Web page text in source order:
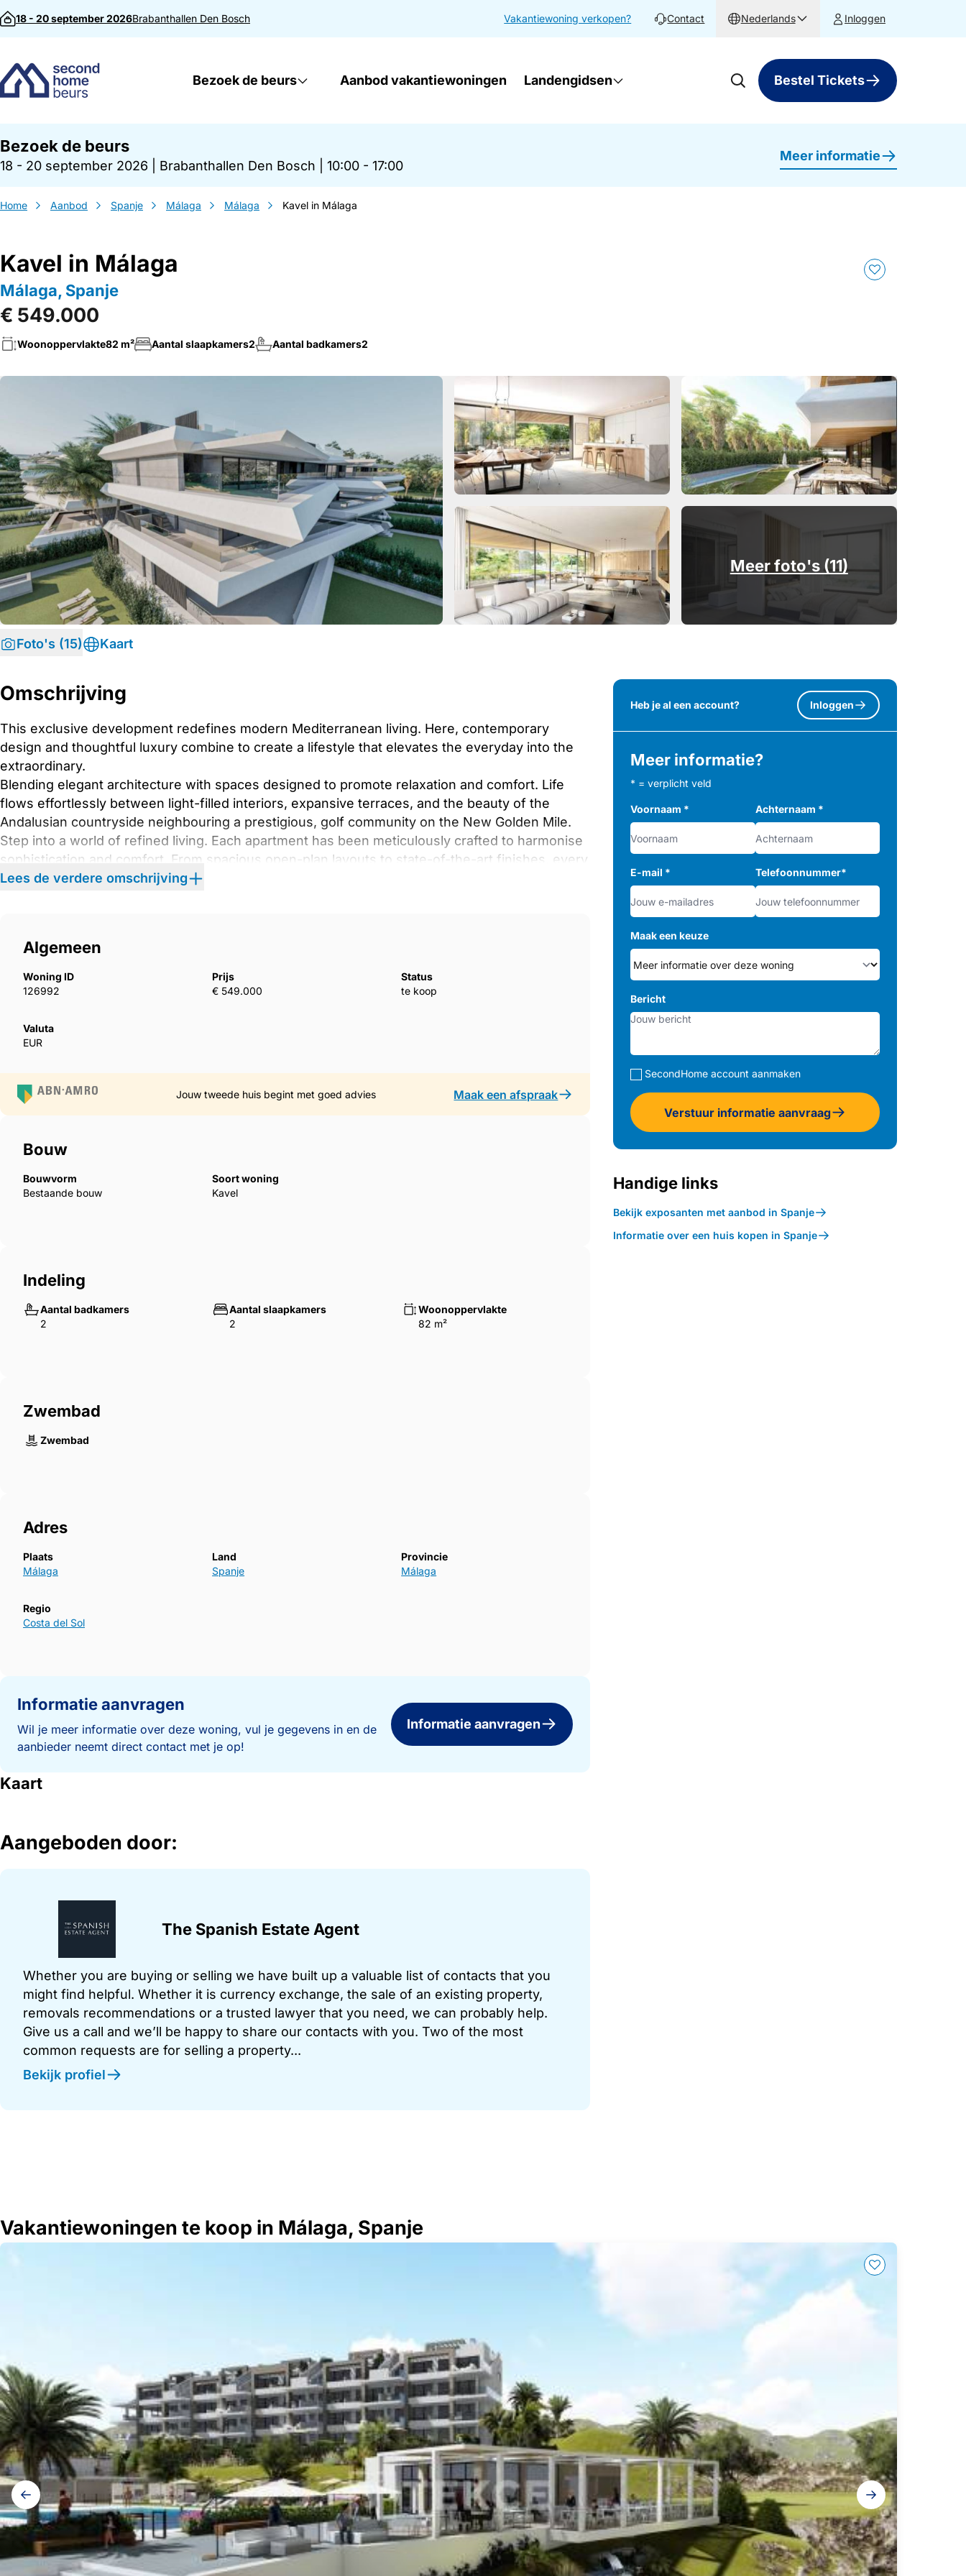
Direct naar inhoud
18 - 20 september 2026Brabanthallen Den Bosch Vakantiewoning verkopen? Contact Nederlands Inloggen
Bezoek de beurs Aanbod vakantiewoningen Landengidsen Bestel Tickets
Bezoek de beurs
18 - 20 september 2026 Brabanthallen Den Bosch 10:00 - 17:00
Meer informatie
Home Aanbod Spanje Málaga Málaga Kavel in Málaga
Kavel in Málaga
Málaga, Spanje
€ 549.000
Woonoppervlakte82 m² Aantal slaapkamers2 Aantal badkamers2
Meer foto's (11)
Foto's (15) Kaart
Omschrijving
This exclusive development redefines modern Mediterranean living. Here, contemporary
design and thoughtful luxury combine to create a lifestyle that elevates the everyday into the
extraordinary.
Blending elegant architecture with spaces designed to promote relaxation and comfort. Life
flows effortlessly between light-filled interiors, expansive terraces, and the beauty of the
Andalusian countryside neighbouring a prestigious, golf community on the New Golden Mile.
Step into a world of refined living. Each apartment has been meticulously crafted to harmonise
sophistication and comfort. From spacious open-plan layouts to state-of-the-art finishes, every
detail has been inspired with the owner in mind to enrich your daily routines.
Lees de verdere omschrijving
Algemeen
Woning ID
126992
Prijs
€ 549.000
Status
te koop
Valuta
EUR
Jouw tweede huis begint met goed advies Maak een afspraak
Bouw
Bouwvorm
Bestaande bouw
Soort woning
Kavel
Indeling
Aantal badkamers
2
Aantal slaapkamers
2
Woonoppervlakte
82 m²
Zwembad
Zwembad
Adres
Plaats
Málaga
Land
Spanje
Provincie
Málaga
Regio
Costa del Sol
Informatie aanvragen
Wil je meer informatie over deze woning, vul je gegevens in en de
aanbieder neemt direct contact met je op!
Informatie aanvragen
Kaart
Aangeboden door:
The Spanish Estate Agent
Whether you are buying or selling we have built up a valuable list of contacts that you
might find helpful. Whether it is currency exchange, the sale of an existing property,
removals recommendations or a trusted lawyer that you need, we can probably help.
Give us a call and we’ll be happy to share our contacts with you. Two of the most
common requests are for selling a property...
Bekijk profiel
Heb je al een account? Inloggen
Meer informatie?
* = verplicht veld
Voornaam * Achternaam *
E-mail * Telefoonnummer*
Maak een keuze
Bericht
SecondHome account aanmaken
Verstuur informatie aanvraag
Handige links
Bekijk exposanten met aanbod in Spanje
Informatie over een huis kopen in Spanje
Vakantiewoningen te koop in Málaga, Spanje
Galerij
navigatie